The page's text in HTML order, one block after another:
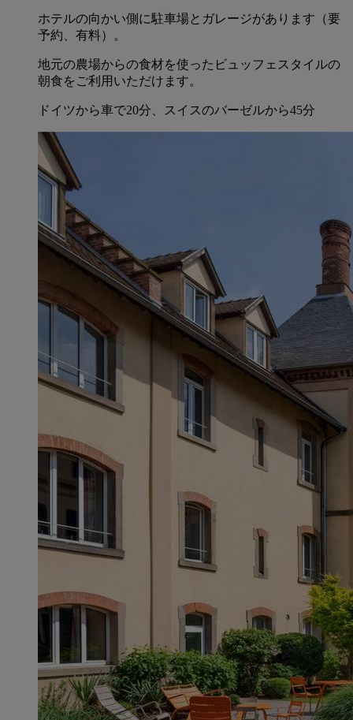
ホテルの向かい側に駐車場とガレージがあります（要
予約、有料）。
地元の農場からの食材を使ったビュッフェスタイルの
朝食をご利用いただけます。
ドイツから車で20分、スイスのバーゼルから45分